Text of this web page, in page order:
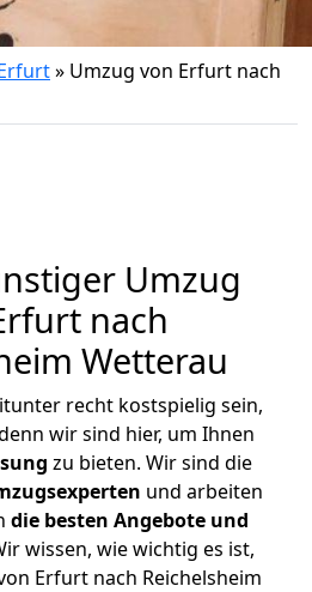
» Umzug von Erfurt nach
Umzug
nach
Wetterau
recht kostspielig sein,
wir sind hier, um Ihnen
zu bieten. Wir sind die
und arbeiten
die besten Angebote und
wissen, wie wichtig es ist,
Erfurt nach Reichelsheim